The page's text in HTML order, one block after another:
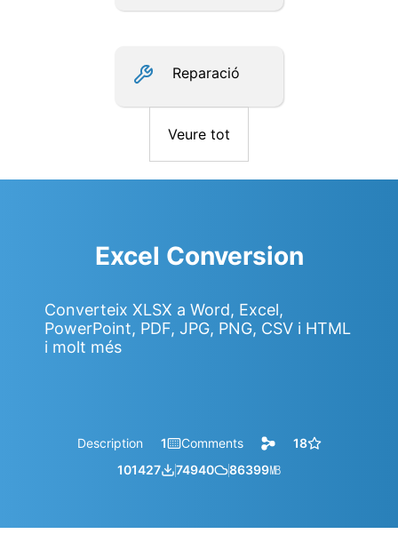
Reparació
Veure tot
Excel Conversion
Converteix XLSX a Word, Excel,
PowerPoint, PDF, JPG, PNG, CSV i HTML
i molt més
Description 1 Comments
18
101427
74940 86399㎆︎